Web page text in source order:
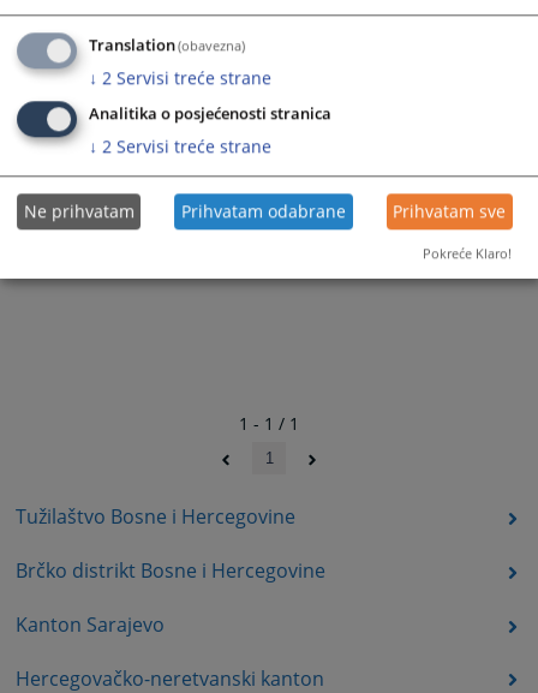
Tužilaštvo Bosne i Hercegovine
Brčko distrikt Bosne i Hercegovine
Kanton Sarajevo
Hercegovačko-neretvanski kanton
1 - 1 / 1
1
Translation(obavezna)
↓ 2 Servisi treće strane
Analitika o posjećenosti stranica
↓ 2 Servisi treće strane
Ne prihvatam Prihvatam odabrane Prihvatam sve
Pokreće Klaro!